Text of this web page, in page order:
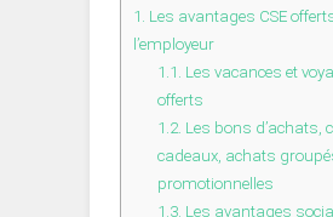
1. Les avantages CSE
l’employeur
1.1. Les vacances et
offerts
1.2. Les bons d’achats,
cadeaux, achats
promotionnelles
1.3. Les avantages